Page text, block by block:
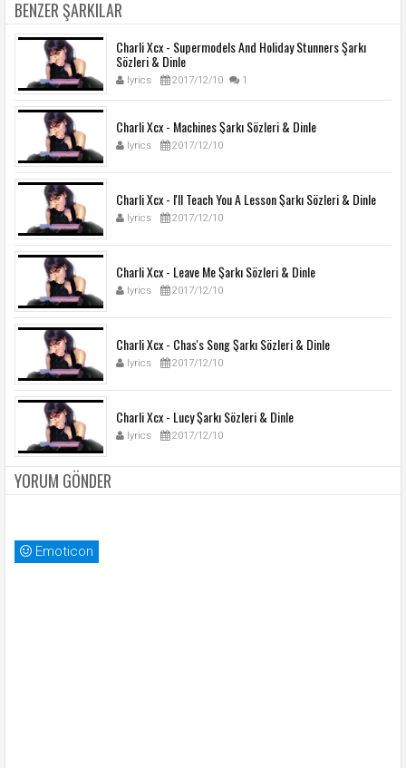
BENZER ŞARKILAR
Charli Xcx - Supermodels And Holiday Stunners Şarkı
Sözleri & Dinle
lyrics 2017/12/10 1
Charli Xcx - Machines Şarkı Sözleri & Dinle
lyrics 2017/12/10
Charli Xcx - I'll Teach You A Lesson Şarkı Sözleri & Dinle
lyrics 2017/12/10
Charli Xcx - Leave Me Şarkı Sözleri & Dinle
lyrics 2017/12/10
Charli Xcx - Chas's Song Şarkı Sözleri & Dinle
lyrics 2017/12/10
Charli Xcx - Lucy Şarkı Sözleri & Dinle
lyrics 2017/12/10
YORUM GÖNDER
Emoticon